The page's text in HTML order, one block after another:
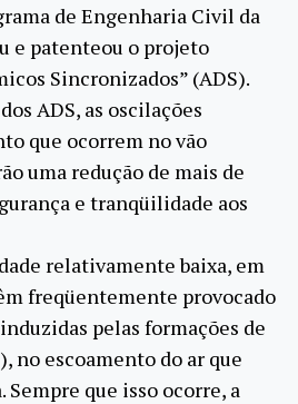
de Engenharia Civil da
e patenteou o projeto
Sincronizados” (ADS).
ADS, as oscilações
que ocorrem no vão
uma redução de mais de
e tranqüilidade aos
relativamente baixa, em
freqüentemente provocado
pelas formações de
no escoamento do ar que
Sempre que isso ocorre, a